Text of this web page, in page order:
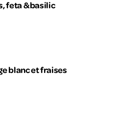
feta & basilic
blanc et fraises